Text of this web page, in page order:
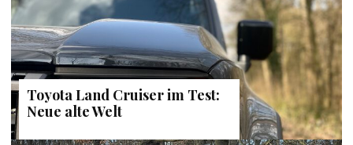
Toyota Land Cruiser im Test:
Neue alte Welt